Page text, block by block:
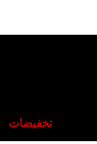
تخفيضات